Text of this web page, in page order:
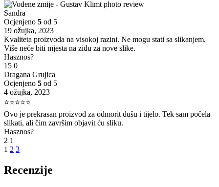
Sandra
Ocjenjeno 5 od 5
19 ožujka, 2023
Kvaliteta proizvoda na visokoj razini. Ne mogu stati sa slikanjem.
Više neće biti mjesta na zidu za nove slike.
Hasznos?
15 0
Dragana Grujica
Ocjenjeno 5 od 5
4 ožujka, 2023
⭐⭐⭐⭐⭐
Ovo je prekrasan proizvod za odmorit dušu i tijelo. Tek sam počela
slikati, ali čim završim objavit ću sliku.
Hasznos?
2 1
1 2 3
Recenzije